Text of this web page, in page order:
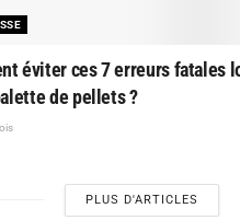
éviter ces 7 erreurs fatales
de pellets ?
PLUS D'ARTICLES